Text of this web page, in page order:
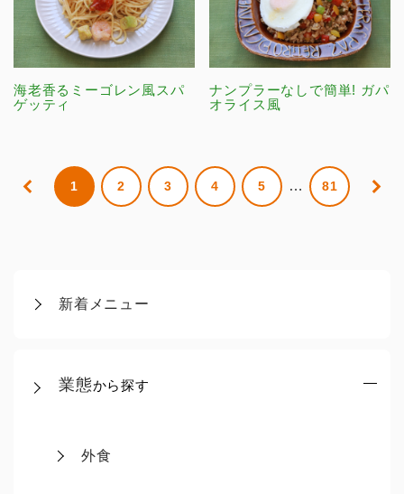
新着メニュー
業態から探す
外食
海老香るミーゴレン風スパ
ゲッティ
ナンプラーなしで簡単! ガパ
オライス風
1 2 3 4 5 … 81